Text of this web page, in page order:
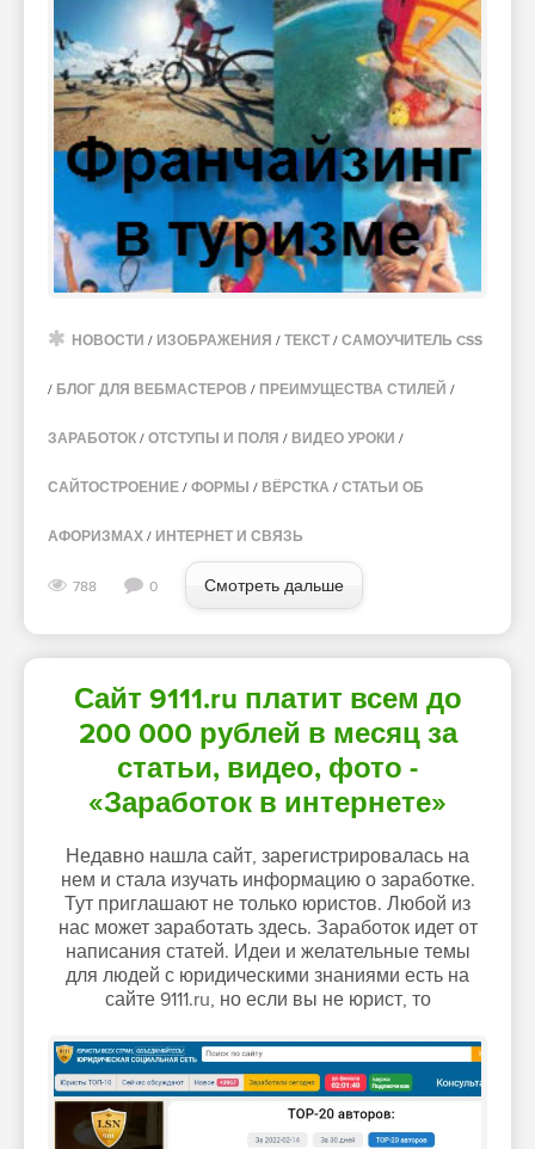
НОВОСТИ / ИЗОБРАЖЕНИЯ / ТЕКСТ / САМОУЧИТЕЛЬ CSS
/ БЛОГ ДЛЯ ВЕБМАСТЕРОВ / ПРЕИМУЩЕСТВА СТИЛЕЙ /
ЗАРАБОТОК / ОТСТУПЫ И ПОЛЯ / ВИДЕО УРОКИ /
САЙТОСТРОЕНИЕ / ФОРМЫ / ВЁРСТКА / СТАТЬИ ОБ
АФОРИЗМАХ / ИНТЕРНЕТ И СВЯЗЬ
788 0 Смотреть дальше
Сайт 9111.ru платит всем до
200 000 рублей в месяц за
статьи, видео, фото -
«Заработок в интернете»
Недавно нашла сайт, зарегистрировалась на
нем и стала изучать информацию о заработке.
Тут приглашают не только юристов. Любой из
нас может заработать здесь. Заработок идет от
написания статей. Идеи и желательные темы
для людей с юридическими знаниями есть на
сайте 9111.ru, но если вы не юрист, то